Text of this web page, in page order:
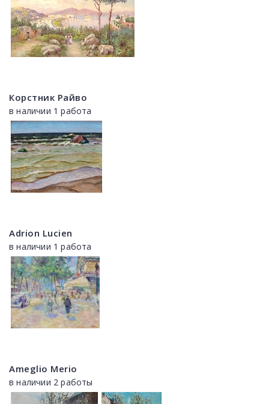
Корстник Райво
в наличии 1 работа
Adrion Lucien
в наличии 1 работа
Ameglio Merio
в наличии 2 работы